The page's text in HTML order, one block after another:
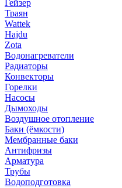
Гейзер
Траян
Wattek
Hajdu
Zota
Водонагреватели
Радиаторы
Конвекторы
Горелки
Насосы
Дымоходы
Воздушное отопление
Баки (ёмкости)
Мембранные баки
Антифризы
Арматура
Трубы
Водоподготовка